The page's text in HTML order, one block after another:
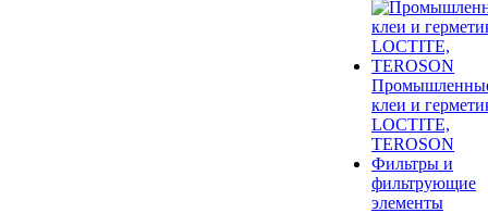
клеи и
LOCTITE,
TEROSON
Фильтры и
фильтрующие
элементы